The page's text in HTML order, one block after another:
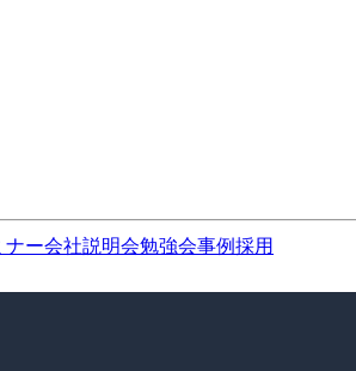
ナー会社説明会勉強会事例採用